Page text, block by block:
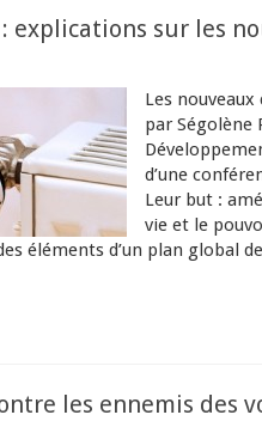
explications sur les
Les
par Ségolène
d’une
Leur but :
vie et le
éléments d’un plan global
les ennemis des